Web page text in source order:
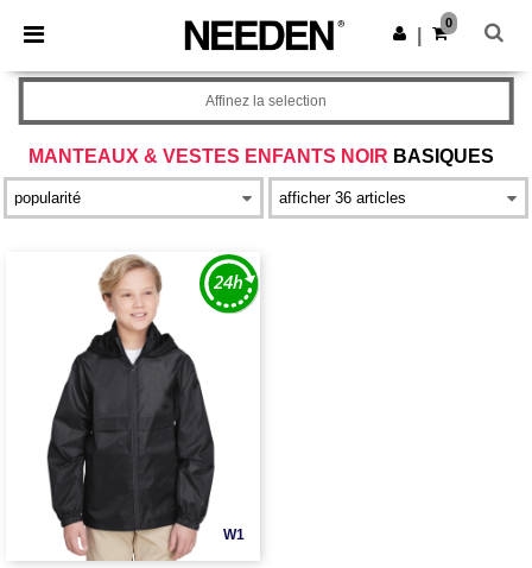
× Appli Needen
Meilleurs prix sur l’app !
Obtenir l'appli
0
MANTEAUX & VESTES ENFANTS NOIR BASIQUES
Affinez la selection
W1